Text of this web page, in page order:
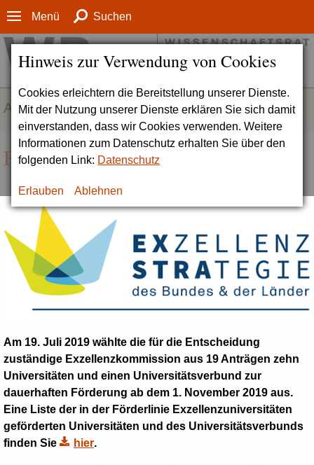
Hinweis zur Verwendung von Cookies
Cookies erleichtern die Bereitstellung unserer Dienste.
Mit der Nutzung unserer Dienste erklären Sie sich damit
einverstanden, dass wir Cookies verwenden. Weitere
Informationen zum Datenschutz erhalten Sie über den
folgenden Link: Datenschutz
Erlauben Ablehnen
Menü Suchen
AUFGABENFELDER
Programmhistorie
Am 19. Juli 2019 wählte die für die Entscheidung
zuständige Exzellenzkommission aus 19 Anträgen zehn
Universitäten und einen Universitätsverbund zur
dauerhaften Förderung ab dem 1. November 2019 aus.
Eine Liste der in der Förderlinie Exzellenzuniversitäten
geförderten Universitäten und des Universitätsverbunds
finden Sie
hier.